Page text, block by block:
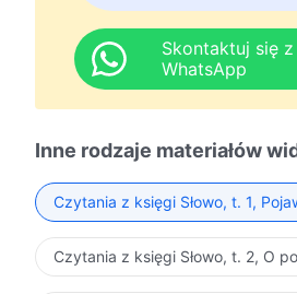
Skontaktuj się
WhatsApp
Inne rodzaje materiałów
Czytania z księgi Słowo, t. 1,
Czytania z księgi Słowo, t. 2, O